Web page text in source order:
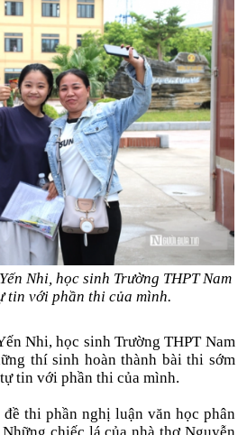
Nhi, học sinh Trường THPT Nam
tin với phần thi của mình.
Nhi, học sinh Trường THPT Nam
thí sinh hoàn thành bài thi sớm
tin với phần thi của mình.
thi phần nghị luận văn học phân